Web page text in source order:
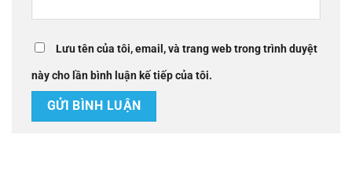
Lưu tên của tôi, email, và trang web trong trình duyệt
này cho lần bình luận kế tiếp của tôi.